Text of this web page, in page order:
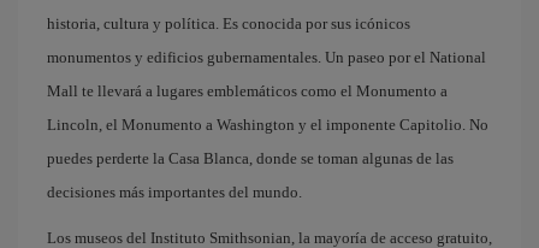
historia, cultura y política. Es conocida por sus icónicos
monumentos y edificios gubernamentales. Un paseo por el National
Mall te llevará a lugares emblemáticos como el Monumento a
Lincoln, el Monumento a Washington y el imponente Capitolio. No
puedes perderte la Casa Blanca, donde se toman algunas de las
decisiones más importantes del mundo.
Los museos del Instituto Smithsonian, la mayoría de acceso gratuito,